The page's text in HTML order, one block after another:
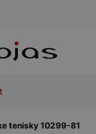
tenisky 10299-81